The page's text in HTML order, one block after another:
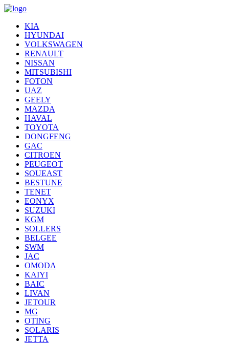
KIA
HYUNDAI
VOLKSWAGEN
RENAULT
NISSAN
MITSUBISHI
FOTON
UAZ
GEELY
MAZDA
HAVAL
TOYOTA
DONGFENG
GAC
CITROEN
PEUGEOT
SOUEAST
BESTUNE
TENET
EONYX
SUZUKI
KGM
SOLLERS
BELGEE
SWM
JAC
OMODA
KAIYI
BAIC
LIVAN
JETOUR
MG
OTING
SOLARIS
JETTA